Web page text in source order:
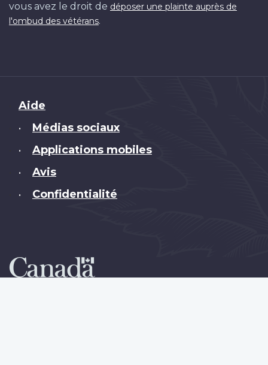
vous avez le droit de déposer une plainte auprès de
l'ombud des vétérans.
Brand
Aide
• Médias sociaux
• Applications mobiles
• Avis
• Confidentialité